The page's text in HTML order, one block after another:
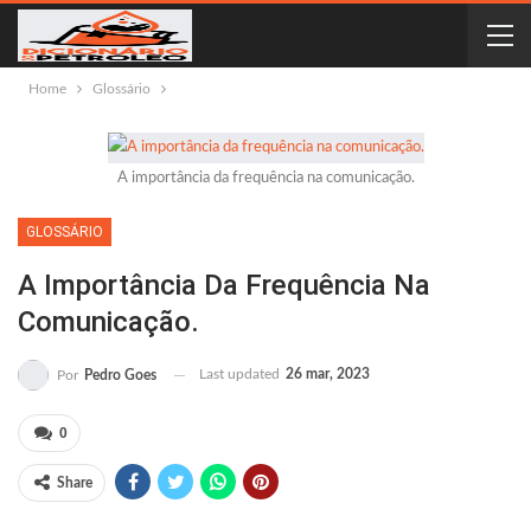
Home Glossário
A importância da frequência na comunicação.
GLOSSÁRIO
A Importância Da Frequência Na
Comunicação.
Por Pedro Goes Last updated 26 mar, 2023
0
Share